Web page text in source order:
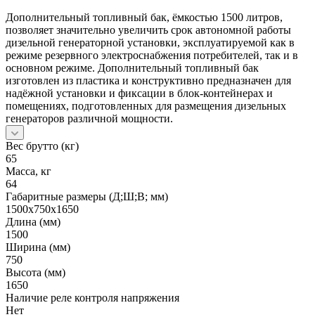
Дополнительный топливный бак, ёмкостью 1500 литров,
позволяет значительно увеличить срок автономной работы
дизельной генераторной установки, эксплуатируемой как в
режиме резервного электроснабжения потребителей, так и в
основном режиме. Дополнительный топливный бак
изготовлен из пластика и конструктивно предназначен для
надёжной установки и фиксации в блок-контейнерах и
помещениях, подготовленных для размещения дизельных
генераторов различной мощности.
Вес брутто (кг)
65
Масса, кг
64
Габаритные размеры (Д;Ш;В; мм)
1500х750х1650
Длина (мм)
1500
Ширина (мм)
750
Высота (мм)
1650
Наличие реле контроля напряжения
Нет